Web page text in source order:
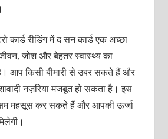
कार्ड रीडिंग में द सन कार्ड एक अच्‍छा
जोश और बेहतर स्‍वास्‍थ्‍य का
आप किसी बीमारी से उबर सकते हैं और
नज़रिया मजबूत हो सकता है। इस
महसूस कर सकते हैं और आपकी ऊर्जा